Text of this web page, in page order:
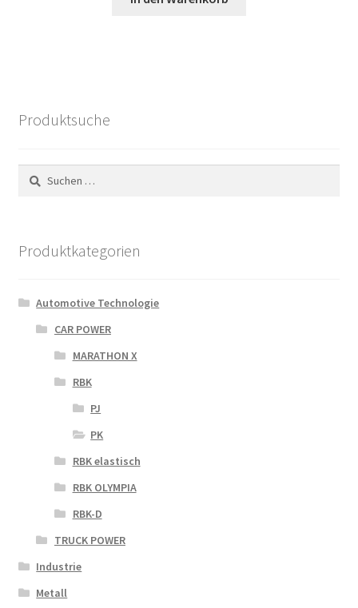
Produktsuche
Suchen
nach:
Produktkategorien
Automotive Technologie
CAR POWER
MARATHON X
RBK
PJ
PK
RBK elastisch
RBK OLYMPIA
RBK-D
TRUCK POWER
Industrie
Metall